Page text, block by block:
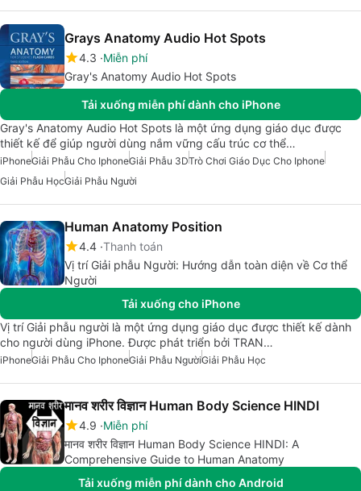
Grays Anatomy Audio Hot Spots
4.3 Miễn phí
Gray's Anatomy Audio Hot Spots
Tải xuống miễn phí dành cho iPhone
Gray's Anatomy Audio Hot Spots là một ứng dụng giáo dục được
thiết kế để giúp người dùng nắm vững cấu trúc cơ thể…
iPhoneGiải Phẫu Cho IphoneGiải Phẫu 3DTrò Chơi Giáo Dục Cho Iphone
Giải Phẫu HọcGiải Phẫu Người
Human Anatomy Position
4.4 Thanh toán
Vị trí Giải phẫu Người: Hướng dẫn toàn diện về Cơ thể
Người
Tải xuống cho iPhone
Vị trí Giải phẫu người là một ứng dụng giáo dục được thiết kế dành
cho người dùng iPhone. Được phát triển bởi TRAN…
iPhoneGiải Phẫu Cho IphoneGiải Phẫu NgườiGiải Phẫu Học
मानव शरीर विज्ञान Human Body Science HINDI
4.9 Miễn phí
मानव शरीर विज्ञान Human Body Science HINDI: A
Comprehensive Guide to Human Anatomy
Tải xuống miễn phí dành cho Android